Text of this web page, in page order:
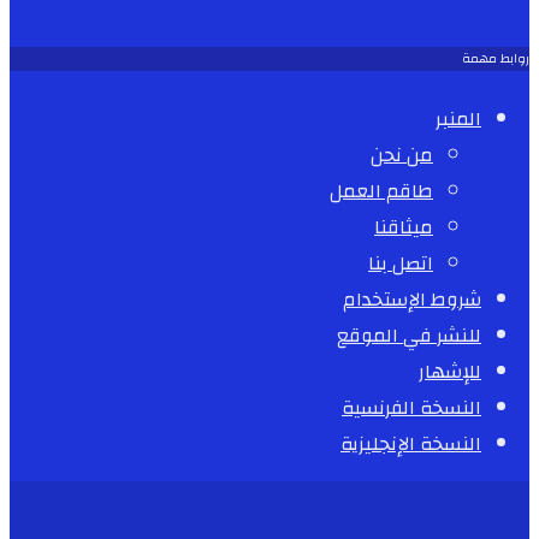
روابط مهمة
المنبر
من نحن
طاقم العمل
ميثاقنا
اتصل بنا
شروط الإستخدام
للنشر في الموقع
للإشهار
النسخة الفرنسية
النسخة الإنجليزية